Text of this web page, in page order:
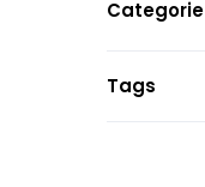
Categorie
Tags